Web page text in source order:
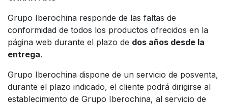
Grupo Iberochina responde de las faltas de
conformidad de todos los productos ofrecidos en la
página web durante el plazo de dos años desde la
entrega.
Grupo Iberochina dispone de un servicio de posventa,
durante el plazo indicado, el cliente podrá dirigirse al
establecimiento de Grupo Iberochina, al servicio de